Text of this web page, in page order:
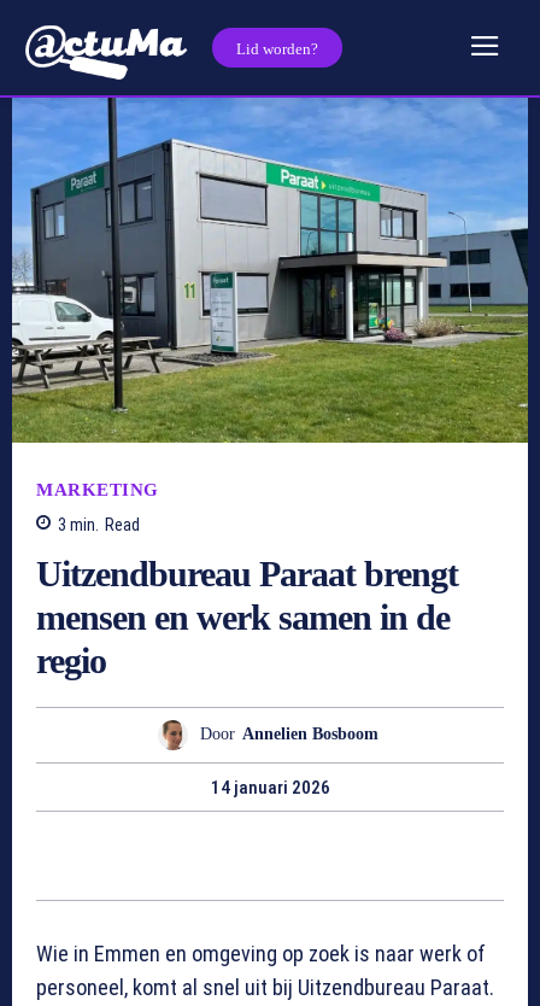
Lid worden?
MARKETING
3 min. Read
Uitzendbureau Paraat brengt
mensen en werk samen in de
regio
Door Annelien Bosboom
14 januari 2026
Wie in Emmen en omgeving op zoek is naar werk of
personeel, komt al snel uit bij Uitzendbureau Paraat.